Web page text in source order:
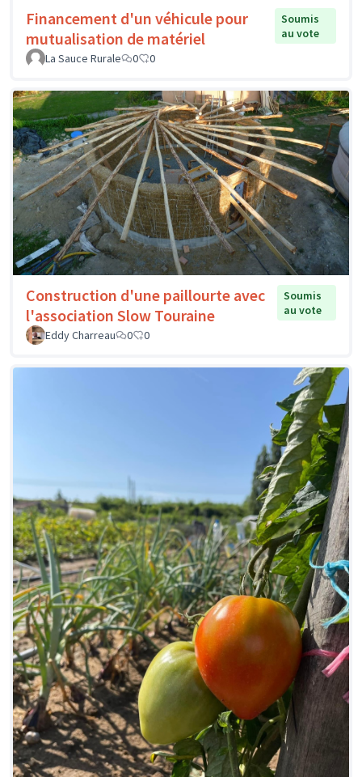
Financement d'un véhicule pour
mutualisation de matériel
Soumis
au vote
La Sauce Rurale
0 0
Construction d'une paillourte avec
l'association Slow Touraine
Soumis
au vote
Eddy Charreau
0 0